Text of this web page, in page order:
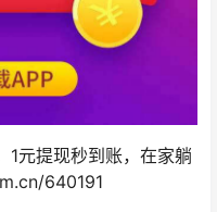
1元提现秒到账，在家躺
640191